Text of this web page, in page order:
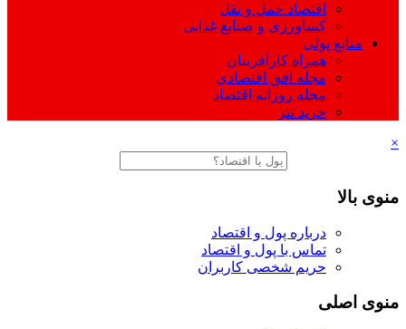
اقتصاد حمل و نقل
کشاورزی و صنایع غذایی
منابع پولی
همراه کارآفرینان
مجله افق اقتصادی
مجله روزانه اقتصاد
خرید تتر
×
منوی بالا
درباره پول و اقتصاد
تماس با پول و اقتصاد
حریم شخصی کاربران
منوی اصلی